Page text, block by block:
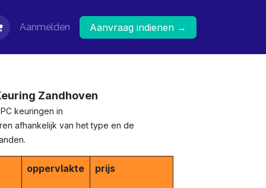
Aanmelden Aanvraag indienen →
Zandhoven
keuringen in
afhankelijk van het type en de
oppervlakte prijs